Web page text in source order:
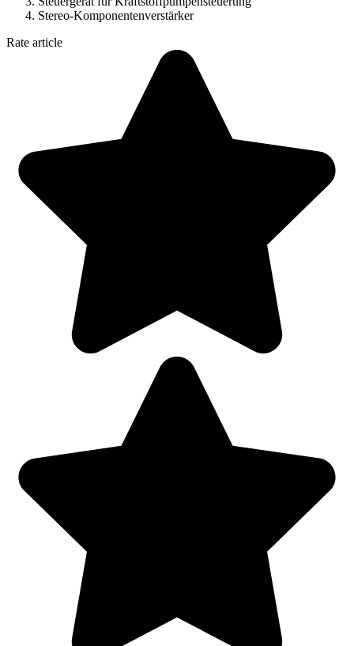
Stereo-Komponentenverstärker
Rate article